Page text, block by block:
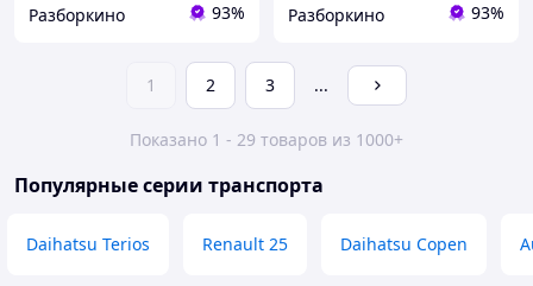
Разборкино 93% Разборкино 93%
1 2 3 ...
Показано 1 - 29 товаров из 1000+
Популярные серии транспорта
Daihatsu Terios Renault 25 Daihatsu Copen